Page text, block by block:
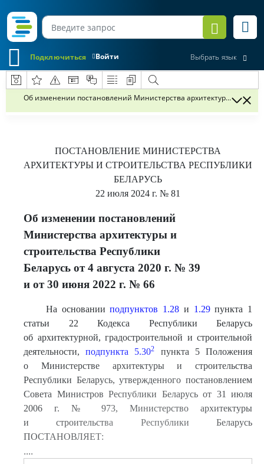
Войти
Подключиться Выбрать язык
Об изменении постановлений Министерства архитектуры и
ПОСТАНОВЛЕНИЕ МИНИСТЕРСТВА
АРХИТЕКТУРЫ И СТРОИТЕЛЬСТВА РЕСПУБЛИКИ
БЕЛАРУСЬ
22 июля 2024 г. № 81
Об изменении постановлений
Министерства архитектуры и
строительства Республики
Беларусь от 4 августа 2020 г. № 39
и от 30 июня 2022 г. № 66
На основанииподпунктов 1.28 и 1.29пункта 1
статьи 22 Кодекса Республики Беларусь
об архитектурной, градостроительной и строительной
деятельности,подпункта 5.302
пункта 5 Положения
о Министерстве архитектуры и строительства
Республики Беларусь, утвержденного постановлением
Совета Министров Республики Беларусь от 31 июля
2006 г. № 973, Министерство архитектуры
и строительства Республики Беларусь
ПОСТАНОВЛЯЕТ:
....